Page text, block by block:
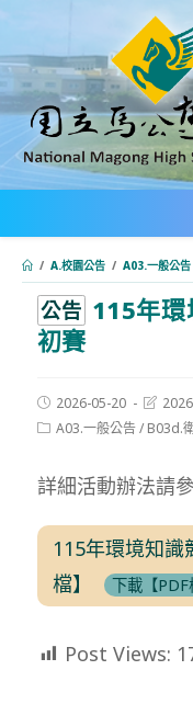
轉
主
要
內
/ A.校園公告 / A03.一般公告
公告 115年環
初賽
Post
published:
2026-05-20
Post
PostA03.一般公告/ B03d.
詳細活動辦法請
115年環境知識
檔】
下載【PDF
Post Views: